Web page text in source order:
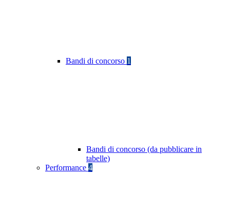
Bandi di concorso 1
Bandi di concorso (da pubblicare in
tabelle)
Performance 4